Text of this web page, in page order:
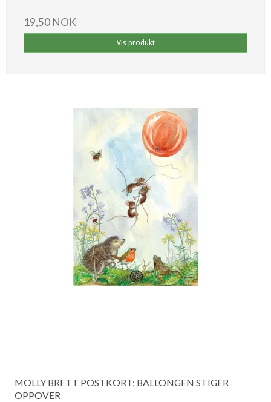
19,50 NOK
Vis produkt
MOLLY BRETT POSTKORT; BALLONGEN STIGER
OPPOVER